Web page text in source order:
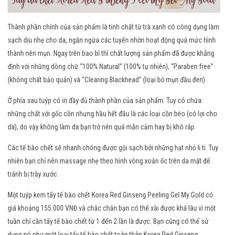
Thành phần chính của sản phẩm là tinh chất từ trà xanh có công dụng làm
sạch dịu nhẹ cho da, ngăn ngừa các tuyến nhờn hoạt động quá mức hình
thành nên mụn. Ngay trên bao bì thì chất lượng sản phẩm đã được khẳng
định với những dòng chữ “100% Natural” (100% tự nhiên), “Paraben free”
(không chất bảo quản) và “Clearing Blackhead” (loại bỏ mụn đầu đen).
Ở phía sau tuýp có in đầy đủ thành phần của sản phẩm. Tuy có chứa
những chất với gốc cồn nhưng hầu hết đầu là các loại cồn béo (có lợi cho
da), do vậy không làm da bạn trở nên quá mẫn cảm hay bị khô ráp.
Các tế bào chết sẽ nhanh chóng được gội sạch bởi những hạt nhỏ li ti. Tuy
nhiên bạn chỉ nên massage nhẹ theo hình vòng xoắn ốc trên da mặt để
tránh bị trầy xước.
Một tuýp kem tẩy tế bào chết Korea Red Ginseng Peeling Gel My Gold có
giá khoảng 155.000 VNĐ và chắc chắn bạn có thể xài được khá lâu vì một
tuần chỉ cần tẩy tế bào chết từ 1 đến 2 lần là được. Bạn cũng có thể sử